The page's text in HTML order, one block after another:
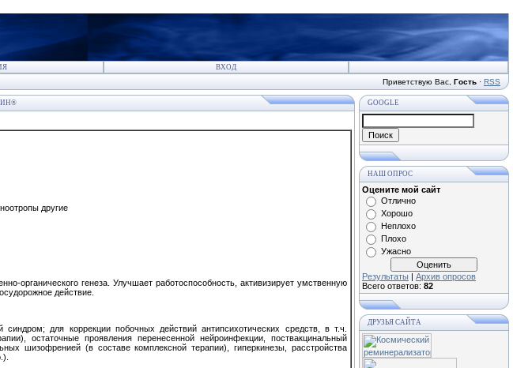
ВХОД
Приветствую Вас Гость · RSS
другие
органического генеза. Улучшает работоспособность, активизирует умственную
действие.
синдром; для коррекции побочных действий антипсихотических средств, в т.ч.
остаточные проявления перенесенной нейроинфекции, поствакцинальный
шизофренией (в составе комплексной терапии), гиперкинезы, расстройства
GOOGLE
НАШ ОПРОС
Оцените мой сайт
Отлично
Хорошо
Неплохо
Плохо
Ужасно
Результаты | Архив опросов
Всего ответов: 82
ДРУЗЬЯ САЙТА